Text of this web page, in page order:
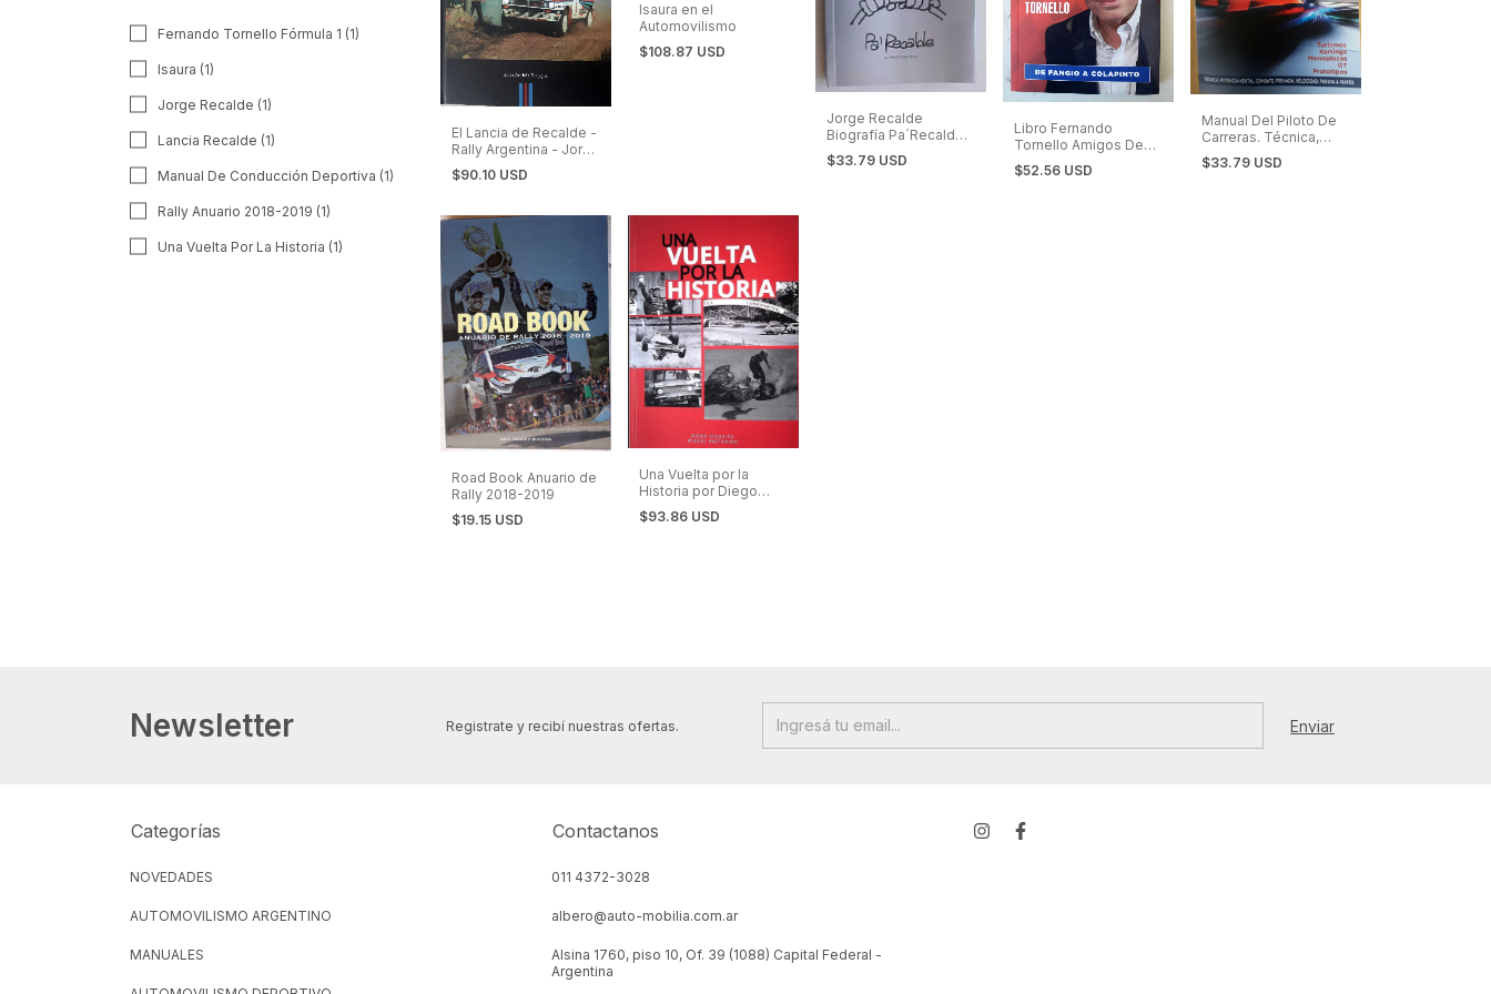
Fernando Tornello Fórmula 1 (1)
Isaura (1)
Jorge Recalde (1)
Lancia Recalde (1)
Manual De Conducción Deportiva (1)
Rally Anuario 2018-2019 (1)
Una Vuelta Por La Historia (1)
El Lancia de Recalde -
Rally Argentina - Jorge
Recalde
$90.10 USD
Isaura en el
Automovilismo
$108.87 USD
Jorge Recalde
Biografía Pa´Recalde -
Rally
$33.79 USD
Libro Fernando
Tornello Amigos De
América Fórmula 1
$52.56 USD
Manual Del Piloto De
Carreras. Técnica,
Puesta a Punto
$33.79 USD
Road Book Anuario de
Rally 2018-2019
$19.15 USD
Una Vuelta por la
Historia por Diego
Vigorito y Miguel
Pastorino
$93.86 USD
Newsletter Registrate y recibí nuestras ofertas.
Categorías
NOVEDADES
AUTOMOVILISMO ARGENTINO
MANUALES
Contactanos
011 4372-3028
albero@auto-mobilia.com.ar
Alsina 1760, piso 10, Of. 39 (1088) Capital Federal -
Argentina